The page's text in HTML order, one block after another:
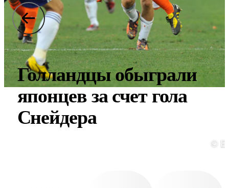
Голландцы обыграли
японцев за счет гола
Снейдера
©